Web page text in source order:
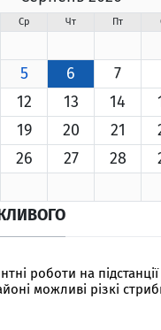
Ср Чт Пт
5 6 7
12 13 14
19 20 21
26 27 28
роботи на підстанції
можливі різкі